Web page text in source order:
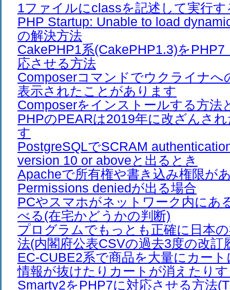
1ファイルにclassを記述して実行す
PHP Startup: Unable to load
の解決方法
CakePHP1系(CakePHP1.3)をPHP7
応させる方法
Composerコマンドでウクライナへ
表示されたことがあります
Composerをインストールする方法
PHPのPEARは2019年に改ざんさ
す
PostgreSQLでSCRAM
version 10 or aboveと出るとき
Apacheで所有権や書き込み権限が
Permissions deniedが出る場合
PCやスマホがネットワーク内にあ
べる(在宅かどうかの判断)
プログラムでもっとも正確に日本
法(内閣府公表CSVの過去3度の改訂
EC-CUBE2系で商品を大量にカー
情報が抜けたりカートが消えたり
Smarty2をPHP7に対応させる方法